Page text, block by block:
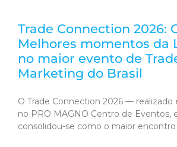
Trade Connection 2026:
Melhores momentos da
no maior evento de
Marketing do Brasil
O Trade Connection 2026 — realizado
no PRO MAGNO Centro de Eventos,
consolidou-se como o maior encontro